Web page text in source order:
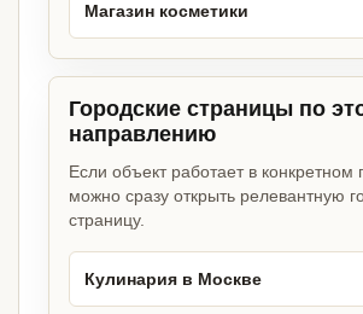
Магазин косметики
Городские страницы по
направлению
Если объект работает в конкретном
можно сразу открыть релевантную
страницу.
Кулинария в Москве